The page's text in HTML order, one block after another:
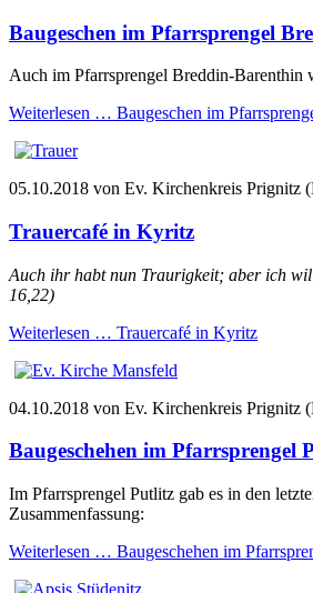
Baugeschen im Pfarrsprengel
Auch im Pfarrsprengel Breddin-Barenthin
Weiterlesen … Baugeschen im
05.10.2018 von Ev. Kirchenkreis Prignitz
Trauercafé in Kyritz
Auch ihr habt nun Traurigkeit; aber ich
16,22)
Weiterlesen … Trauercafé in Kyritz
04.10.2018 von Ev. Kirchenkreis Prignitz
Baugeschehen im Pfarrsprengel
Im Pfarrsprengel Putlitz gab es in den
Zusammenfassung:
Weiterlesen … Baugeschehen im